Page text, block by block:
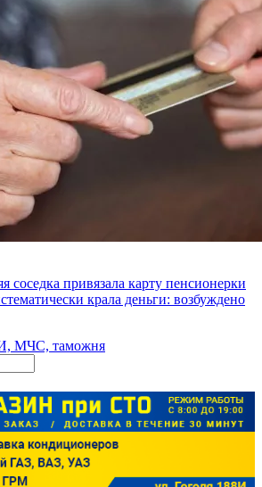
соседка привязала карту пенсионерки
крала деньги: возбуждено
МЧС, таможня